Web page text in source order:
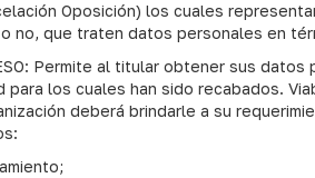
Oposición) los cuales
no, que traten datos personales en
Permite al titular obtener sus
para los cuales han sido recabados.
deberá brindarle a su